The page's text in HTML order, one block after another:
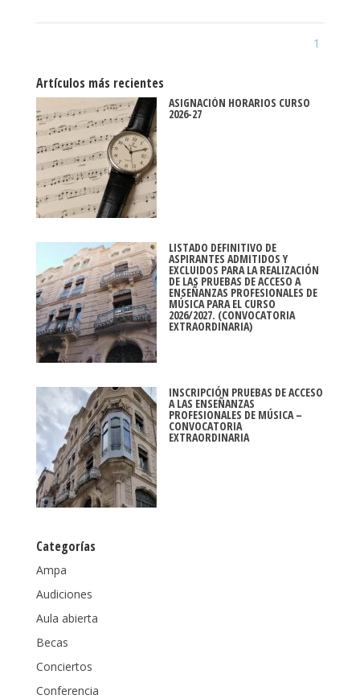
1
Artículos más recientes
ASIGNACIÓN HORARIOS CURSO
2026-27
LISTADO DEFINITIVO DE
ASPIRANTES ADMITIDOS Y
EXCLUIDOS PARA LA REALIZACIÓN
DE LAS PRUEBAS DE ACCESO A
ENSEÑANZAS PROFESIONALES DE
MÚSICA PARA EL CURSO
2026/2027. (CONVOCATORIA
EXTRAORDINARIA)
INSCRIPCIÓN PRUEBAS DE ACCESO
A LAS ENSEÑANZAS
PROFESIONALES DE MÚSICA –
CONVOCATORIA
EXTRAORDINARIA
Categorías
Ampa
Audiciones
Aula abierta
Becas
Conciertos
Conferencia